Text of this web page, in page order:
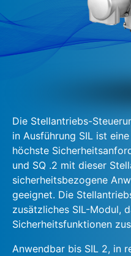
Unternehmen
Kontakt
Die Stellantriebs-
in Ausführung SIL ist
höchste
und SQ .2 mit dieser
sicherheitsbezogene
geeignet. Die
zusätzliches SIL-Modul,
Sicherheitsfunktionen
Anwendbar bis SIL 2, in